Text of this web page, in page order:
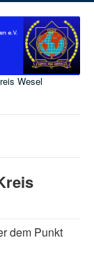
Wesel
dem Punkt